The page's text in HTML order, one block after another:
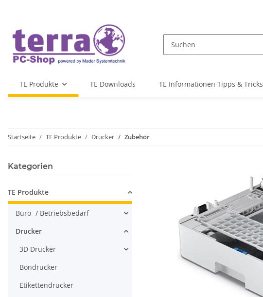
TE Produkte TE Downloads TE Informationen Tipps & Tricks
Startseite TE Produkte Drucker Zubehör
Kategorien
TE Produkte
Büro- / Betriebsbedarf
Drucker
3D Drucker
Bondrucker
Etikettendrucker